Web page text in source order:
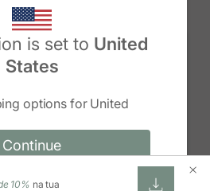
is set to United
States
options forUnited
Continue
region and language
region
Continue
E TOBAGO (TTD $)
(USD $)
(USD $)
(TRY ₺)
(AUD $)
(UGX USH)
(UYU $U)
(UZS SO'M)
(USD $)
(VND ₫)
E FUTUNA (XPF FR)
(USD $)
10% na tua